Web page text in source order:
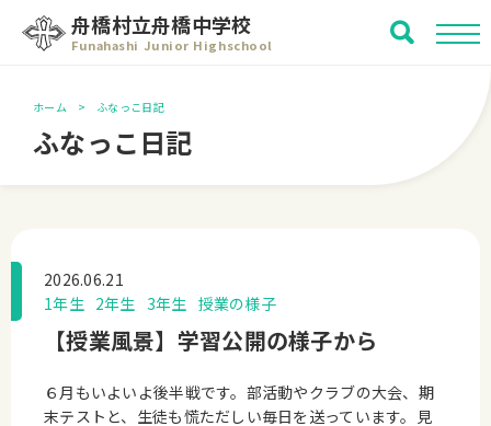
舟橋村立舟橋中学校
Funahashi Junior Highschool
ホーム ふなっこ日記
ふなっこ日記
2026.06.21
1年生 2年生 3年生 授業の様子
【授業風景】学習公開の様子から
６月もいよいよ後半戦です。部活動やクラブの大会、期
末テストと、生徒も慌ただしい毎日を送っています。見